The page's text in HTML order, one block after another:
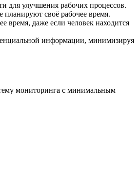
для улучшения рабочих процессов.
планируют своё рабочее время.
время, даже если человек находится
информации, минимизируя
мониторинга с минимальным